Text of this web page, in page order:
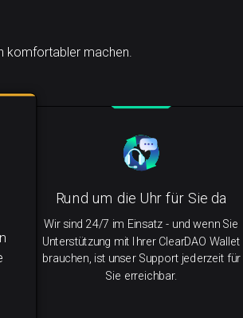
komfortabler machen.
Rund um die Uhr für Sie da
Wir sind 24/7 im Einsatz - und wenn Sie
Unterstützung mit Ihrer ClearDAO Wallet
brauchen, ist unser Support jederzeit für
Sie erreichbar.